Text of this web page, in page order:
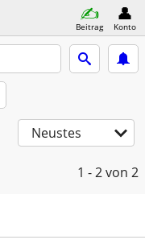
Beitrag Konto
Neustes
1 - 2von 2